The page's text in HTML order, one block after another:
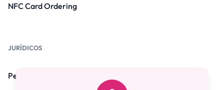
NFC Card Ordering
JURÍDICOS
Perguntas frequentes